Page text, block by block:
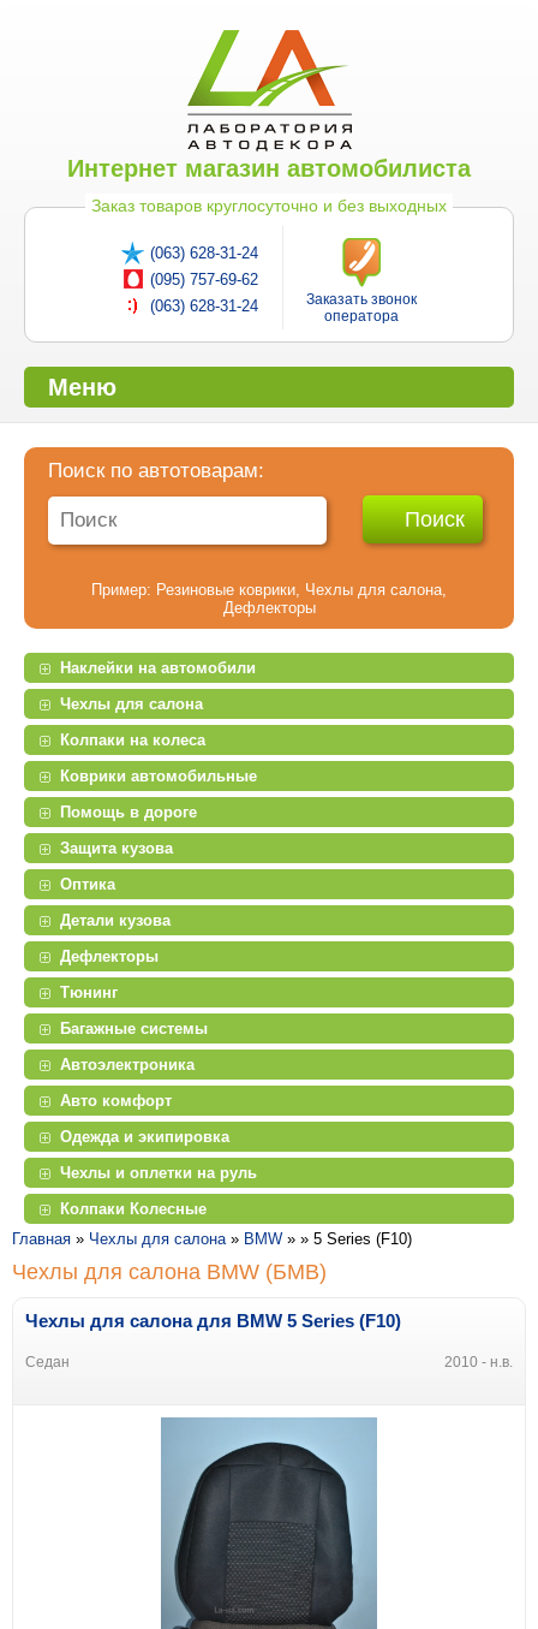
Интернет магазин автомобилиста
Заказ товаров круглосуточно и без выходных
(063) 628-31-24
(095) 757-69-62
(063) 628-31-24
Заказать звонок
оператора
Меню
Поиск по автотоварам:
Пример: Резиновые коврики Чехлы для салона
Дефлекторы
Наклейки на автомобили
Чехлы для салона
Колпаки на колеса
Коврики автомобильные
Помощь в дороге
Защита кузова
Оптика
Детали кузова
Дефлекторы
Тюнинг
Багажные системы
Автоэлектроника
Авто комфорт
Одежда и экипировка
Чехлы и оплетки на руль
Колпаки Колесные
Главная » Чехлы для салона » BMW » » 5 Series (F10)
Чехлы для салона BMW (БМВ)
Чехлы для салона для BMW 5 Series (F10)
Седан 2010 - н.в.